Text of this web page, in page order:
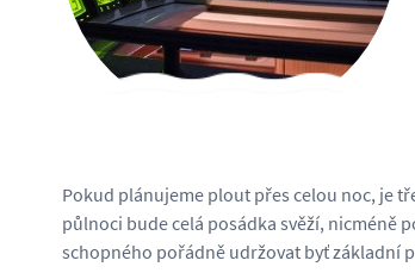
Pokud plánujeme plout přes celou noc, je
půlnoci bude celá posádka svěží, nicméně
schopného pořádně udržovat byť základní